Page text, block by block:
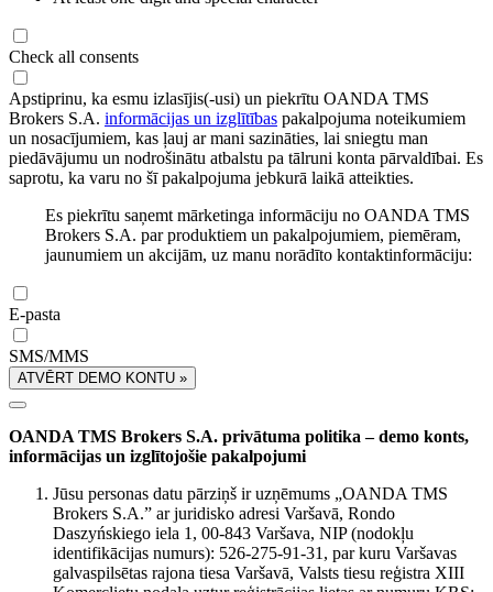
Check all consents
Apstiprinu, ka esmu izlasījis(-usi) un piekrītu OANDA TMS
Brokers S.A. informācijas un izglītības pakalpojuma noteikumiem
un nosacījumiem, kas ļauj ar mani sazināties, lai sniegtu man
piedāvājumu un nodrošinātu atbalstu pa tālruni konta pārvaldībai. Es
saprotu, ka varu no šī pakalpojuma jebkurā laikā atteikties.
Es piekrītu saņemt mārketinga informāciju no OANDA TMS
Brokers S.A. par produktiem un pakalpojumiem, piemēram,
jaunumiem un akcijām, uz manu norādīto kontaktinformāciju:
E-pasta
SMS/MMS
ATVĒRT DEMO KONTU »
OANDA TMS Brokers S.A. privātuma politika – demo konts,
informācijas un izglītojošie pakalpojumi
Jūsu personas datu pārziņš ir uzņēmums „OANDA TMS
Brokers S.A.” ar juridisko adresi Varšavā, Rondo
Daszyńskiego iela 1, 00-843 Varšava, NIP (nodokļu
identifikācijas numurs): 526-275-91-31, par kuru Varšavas
galvaspilsētas rajona tiesa Varšavā, Valsts tiesu reģistra XIII